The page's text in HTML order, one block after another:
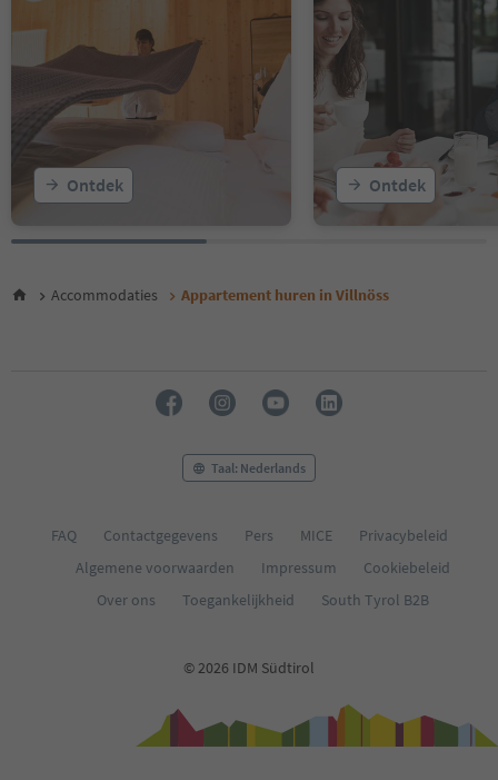
Ontdek Ontdek
Accommodaties Appartement huren in Villnöss
Taal: Nederlands
FAQ Contactgegevens Pers MICE
Privacybeleid
Algemene voorwaarden
Impressum
Cookiebeleid
Over ons
Toegankelijkheid South Tyrol B2B
© 2026 IDM Südtirol